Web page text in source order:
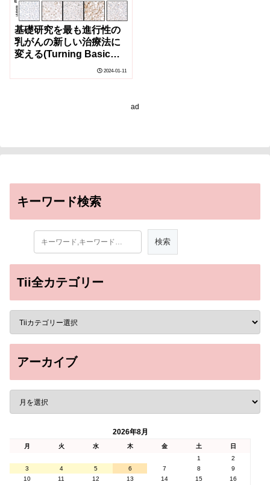
基礎研究を最も進行性の
乳がんの新しい治療法に
変える(Turning Basic
Research into a New
Treatment for the Most
2024-01-11
ad
キーワード検索
Tii全カテゴリー
アーカイブ
2026年8月
月 火 水 木 金 土
日
1
2
3
4 5 6 7 8
9
10
11 12 13 14 15
16